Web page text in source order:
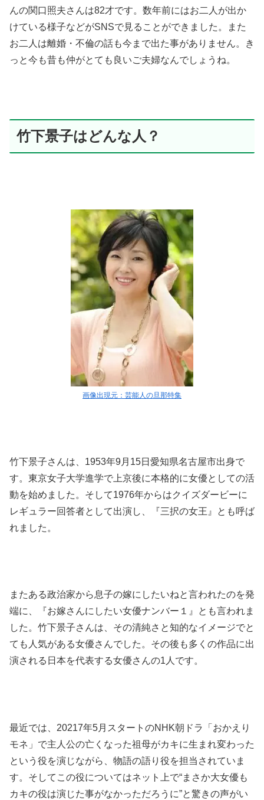
んの関口照夫さんは82才です。数年前にはお二人が出か
けている様子などがSNSで見ることができました。また
お二人は離婚・不倫の話も今まで出た事がありません。き
っと今も昔も仲がとても良いご夫婦なんでしょうね。
竹下景子はどんな人？
画像出現元：芸能人の旦那特集
竹下景子さんは、1953年9月15日愛知県名古屋市出身で
す。東京女子大学進学で上京後に本格的に女優としての活
動を始めました。そして1976年からはクイズダービーに
レギュラー回答者として出演し、『三択の女王』とも呼ば
れました。
またある政治家から息子の嫁にしたいねと言われたのを発
端に、『お嫁さんにしたい女優ナンバー１』とも言われま
した。竹下景子さんは、その清純さと知的なイメージでと
ても人気がある女優さんでした。その後も多くの作品に出
演される日本を代表する女優さんの1人です。
最近では、20217年5月スタートのNHK朝ドラ「おかえり
モネ」で主人公の亡くなった祖母がカキに生まれ変わった
という役を演じながら、物語の語り役を担当されていま
す。そしてこの役についてはネット上で“まさか大女優も
カキの役は演じた事がなかっただろうに”と驚きの声がい